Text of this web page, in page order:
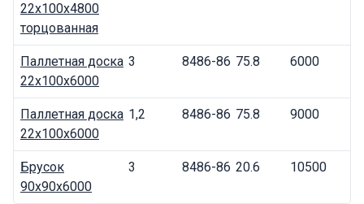
22x100x4800
торцованная
Паллетная доска
22x100x6000
3 8486-86 75.8 6000
Паллетная доска
22x100x6000
1,2 8486-86 75.8 9000
Брусок
90x90x6000
3 8486-86 20.6 10500